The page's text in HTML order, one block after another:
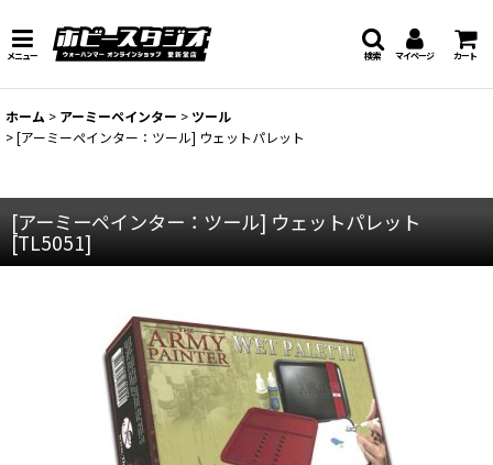
メニュー マイページ カート
検索
ホーム > アーミーペインター > ツール
>[アーミーペインター：ツール] ウェットパレット
[アーミーペインター：ツール] ウェットパレット
[TL5051]